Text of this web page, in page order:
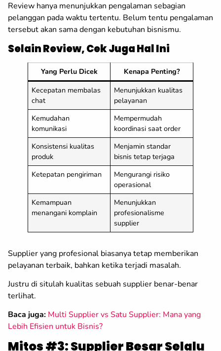
Review hanya menunjukkan pengalaman sebagian
pelanggan pada waktu tertentu. Belum tentu pengalaman
tersebut akan sama dengan kebutuhan bisnismu.
Selain Review, Cek Juga Hal Ini
Yang Perlu Dicek
Kenapa Penting?
Kecepatan membalas
chat
Menunjukkan kualitas
pelayanan
Kemudahan
komunikasi
Mempermudah
koordinasi saat order
Konsistensi kualitas
produk
Menjamin standar
bisnis tetap terjaga
Ketepatan pengiriman
Mengurangi risiko
operasional
Kemampuan
menangani komplain
Menunjukkan
profesionalisme
supplier
Supplier yang profesional biasanya tetap memberikan
pelayanan terbaik, bahkan ketika terjadi masalah.
Justru di situlah kualitas sebuah supplier benar-benar
terlihat.
Baca juga: Multi Supplier vs Satu Supplier: Mana yang
Lebih Efisien untuk Bisnis?
Mitos #3: Supplier Besar Selalu